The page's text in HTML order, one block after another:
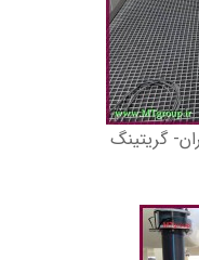
گریتینگ